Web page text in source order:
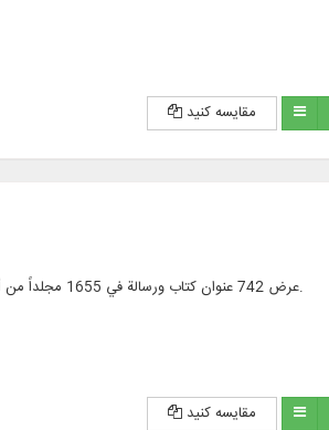
مقایسه کنید
عرض 742 عنوان كتاب ورسالة في 1655 مجلداً من أهم مصادر الحديث الشيعية مع الترجمة والشروح.
مقایسه کنید